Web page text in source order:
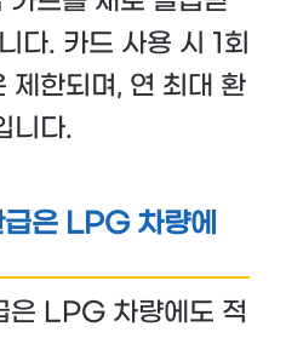
다. 카드 사용 시 1회
한되며, 연 최대 환
니다.
은 LPG 차량에
은 LPG 차량에도 적